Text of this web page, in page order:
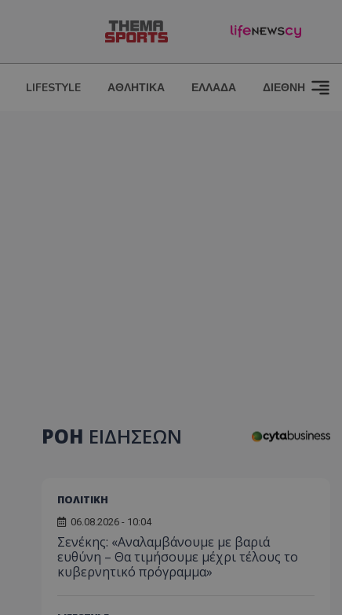
LIFESTYLE ΑΘΛΗΤΙΚΑ ΕΛΛΑΔΑ ΔΙΕΘΝΗ
ΡΟΗ ΕΙΔΗΣΕΩΝ
ΠΟΛΙΤΙΚΗ
06.08.2026 - 10:04
Σενέκης: «Αναλαμβάνουμε με βαριά
ευθύνη – Θα τιμήσουμε μέχρι τέλους το
κυβερνητικό πρόγραμμα»